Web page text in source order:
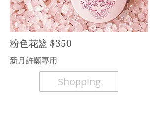
粉色花籃 $350
​新月許願專用
Shopping